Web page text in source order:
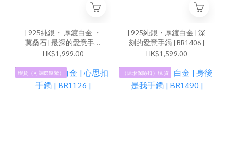
| 925純銀・ 厚鍍白金 ・
莫桑石 | 最深的愛意手鐲
(白色/藍色) | BR1243 |
HK$1,999.00
| 925純銀・厚鍍白金 | 深
刻的愛意手鐲 | BR1406 |
HK$1,599.00
現貨（可調節鬆緊） （隱形保險扣）現 貨